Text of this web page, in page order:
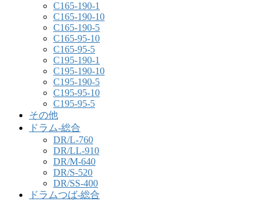
C165-190-1
C165-190-10
C165-190-5
C165-95-10
C165-95-5
C195-190-1
C195-190-10
C195-190-5
C195-95-10
C195-95-5
その他
ドラム-総合
DR/L-760
DR/LL-910
DR/M-640
DR/S-520
DR/SS-400
ドラムつば-総合